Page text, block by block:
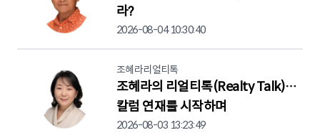
라?
2026-08-04 10:30:40
조혜라리얼티톡
조혜라의 리얼티톡(Realty Talk)…
칼럼 연재를 시작하며
2026-08-03 13:23:49